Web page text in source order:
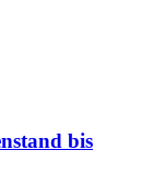
bis